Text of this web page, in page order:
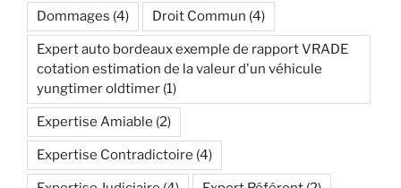
Dommages (4) Droit Commun (4)
Expert auto bordeaux exemple de rapport VRADE
cotation estimation de la valeur d'un véhicule
yungtimer oldtimer (1)
Expertise Amiable (2)
Expertise Contradictoire (4)